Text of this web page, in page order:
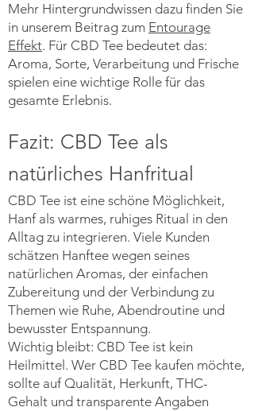
Mehr Hintergrundwissen dazu finden Sie
in unserem Beitrag zum Entourage
Effekt. Für CBD Tee bedeutet das:
Aroma, Sorte, Verarbeitung und Frische
spielen eine wichtige Rolle für das
gesamte Erlebnis.
Fazit: CBD Tee als
natürliches Hanfritual
CBD Tee ist eine schöne Möglichkeit,
Hanf als warmes, ruhiges Ritual in den
Alltag zu integrieren. Viele Kunden
schätzen Hanftee wegen seines
natürlichen Aromas, der einfachen
Zubereitung und der Verbindung zu
Themen wie Ruhe, Abendroutine und
bewusster Entspannung.
Wichtig bleibt: CBD Tee ist kein
Heilmittel. Wer CBD Tee kaufen möchte,
sollte auf Qualität, Herkunft, THC-
Gehalt und transparente Angaben